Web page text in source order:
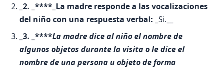
_2. _****_La madre responde a las vocalizaciones
del niño con una respuesta verbal: _ Si.
_3. _****La madre dice al niño el nombre de
algunos objetos durante la visita o le dice el
nombre de una persona u objeto de forma